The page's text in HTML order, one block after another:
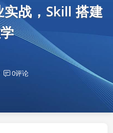
战，Skill 搭建
0评论